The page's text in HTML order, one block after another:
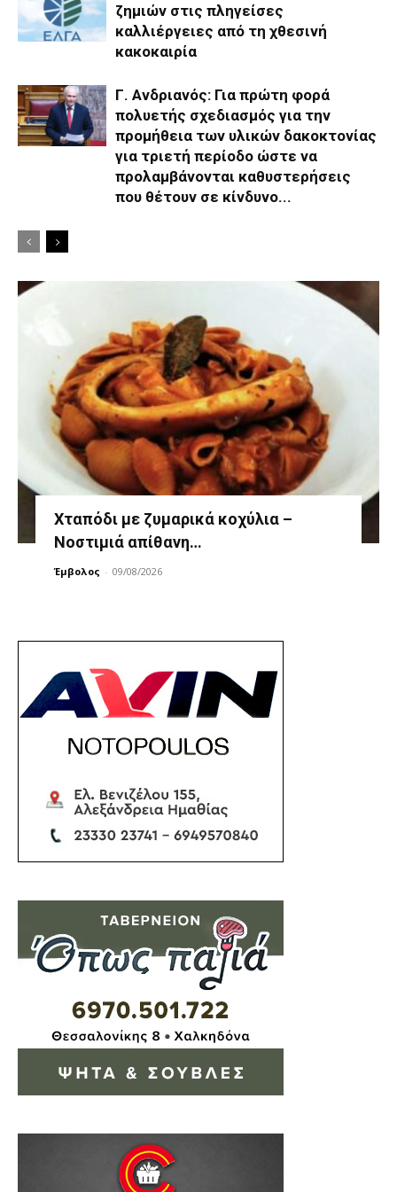
ζημιών στις πληγείσες
καλλιέργειες από τη χθεσινή
κακοκαιρία
Γ. Ανδριανός: Για πρώτη φορά
πολυετής σχεδιασμός για την
προμήθεια των υλικών δακοκτονίας
για τριετή περίοδο ώστε να
προλαμβάνονται καθυστερήσεις
που θέτουν σε κίνδυνο...
Χταπόδι με ζυμαρικά κοχύλια –
Νοστιμιά απίθανη…
Έμβολος - 09/08/2026